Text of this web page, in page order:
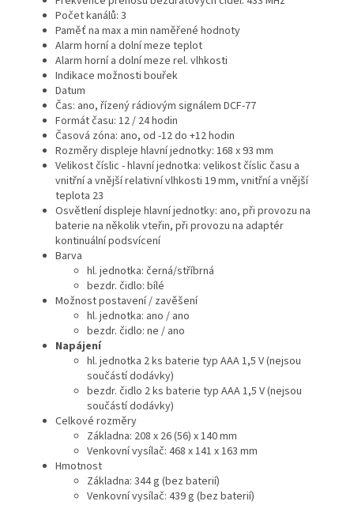
Počet kanálů: 3
Paměť na max a min naměřené hodnoty
Alarm horní a dolní meze teplot
Alarm horní a dolní meze rel. vlhkosti
Indikace možnosti bouřek
Datum
Čas: ano, řízený rádiovým signálem DCF-77
Formát času: 12 / 24 hodin
Časová zóna: ano, od -12 do +12 hodin
Rozměry displeje hlavní jednotky: 168 x 93 mm
Velikost číslic - hlavní jednotka: velikost číslic času a
vnitřní a vnější relativní vlhkosti 19 mm, vnitřní a vnější
teplota 23
Osvětlení displeje hlavní jednotky: ano, při provozu na
baterie na několik vteřin, při provozu na adaptér
kontinuální podsvícení
Barva
hl. jednotka: černá/stříbrná
bezdr. čidlo: bílé
Možnost postavení / zavěšení
hl. jednotka: ano / ano
bezdr. čidlo: ne / ano
Napájení
hl. jednotka 2 ks baterie typ AAA 1,5 V (nejsou
součástí dodávky)
bezdr. čidlo 2 ks baterie typ AAA 1,5 V (nejsou
součástí dodávky)
Celkové rozměry
Základna: 208 x 26 (56) x 140 mm
Venkovní vysílač: 468 x 141 x 163 mm
Hmotnost
Základna: 344 g (bez baterií)
Venkovní vysílač: 439 g (bez baterií)